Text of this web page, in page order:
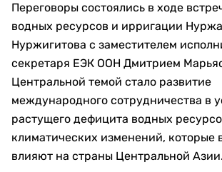
Переговоры состоялись в ходе
водных ресурсов и ирригации
Нуржигитова с заместителем
секретаря ЕЭК ООН Дмитрием
Центральной темой стало развитие
международного сотрудничества в
растущего дефицита водных
климатических изменений, которые
влияют на страны Центральной Азии.